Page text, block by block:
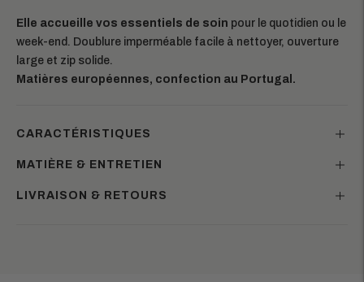
Elle accueille vos essentiels de soin pour le quotidien ou le
week-end. Doublure imperméable facile à nettoyer, ouverture
large et zip solide.
Matières européennes, confection au Portugal.
CARACTÉRISTIQUES
MATIÈRE & ENTRETIEN
LIVRAISON & RETOURS